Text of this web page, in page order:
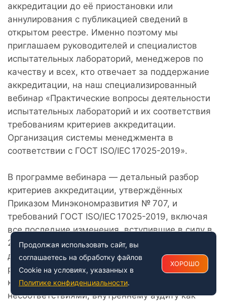
аккредитации до её приостановки или
аннулирования с публикацией сведений в
открытом реестре. Именно поэтому мы
приглашаем руководителей и специалистов
испытательных лабораторий, менеджеров по
качеству и всех, кто отвечает за поддержание
аккредитации, на наш специализированный
вебинар «Практические вопросы деятельности
испытательных лабораторий и их соответствия
требованиям критериев аккредитации.
Организация системы менеджмента в
соответствии с ГОСТ ISO/IEC 17025-2019».
В программе вебинара — детальный разбор
критериев аккредитации, утверждённых
Приказом Минэкономразвития № 707, и
требований ГОСТ ISO/IEC 17025-2019, включая
все последние изменения, вступившие в силу в
2026 году. Мы подробно разберём требования к
документированию, управлению качеством
результатов испытаний (внутрилабораторный
контроль, участие в МСИ), работе с
несоответствиями, внутреннему аудиту как
Продолжая использовать сайт, вы
соглашаетесь на обработку файлов
Cookie на условиях, указанных в
Политике конфиденциальности.
ХОРОШО